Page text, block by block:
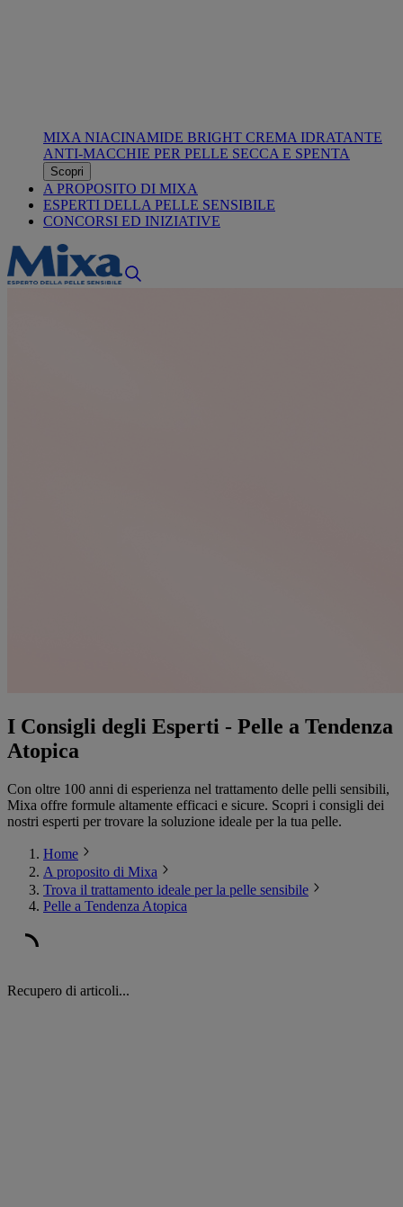
MIXA NIACINAMIDE BRIGHT CREMA IDRATANTE
ANTI-MACCHIE PER PELLE SECCA E SPENTA
Scopri
A PROPOSITO DI MIXA
ESPERTI DELLA PELLE SENSIBILE
CONCORSI ED INIZIATIVE
I Consigli degli Esperti - Pelle a Tendenza
Atopica
Con oltre 100 anni di esperienza nel trattamento delle pelli sensibili,
Mixa offre formule altamente efficaci e sicure. Scopri i consigli dei
nostri esperti per trovare la soluzione ideale per la tua pelle.
Home
A proposito di Mixa
Trova il trattamento ideale per la pelle sensibile
Pelle a Tendenza Atopica
Recupero di articoli...